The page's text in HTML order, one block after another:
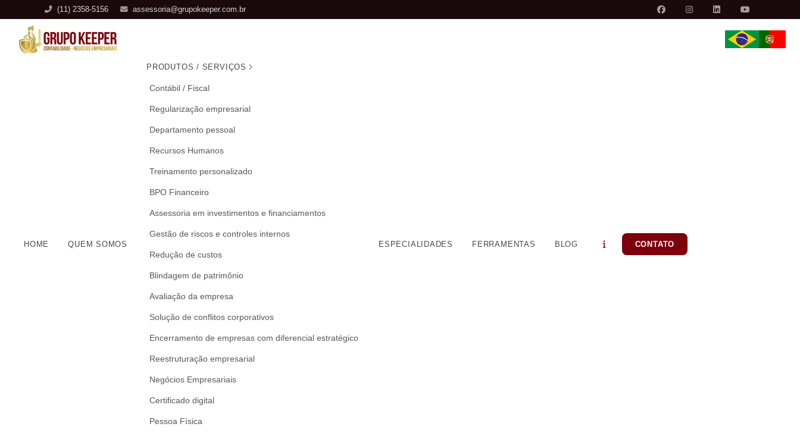
(11) 2358-5156 assessoria@grupokeeper.com.br
HOME QUEM SOMOS
PRODUTOS / SERVIÇOS
Contábil / Fiscal
Regularização empresarial
Departamento pessoal
Recursos Humanos
Treinamento personalizado
BPO Financeiro
Assessoria em investimentos e financiamentos
Gestão de riscos e controles internos
Redução de custos
Blindagem de patrimônio
Avaliação da empresa
Solução de conflitos corporativos
Encerramento de empresas com diferencial estratégico
Reestruturação empresarial
Negócios Empresariais
Certificado digital
Pessoa Física
ESPECIALIDADES FERRAMENTAS BLOG CONTATO